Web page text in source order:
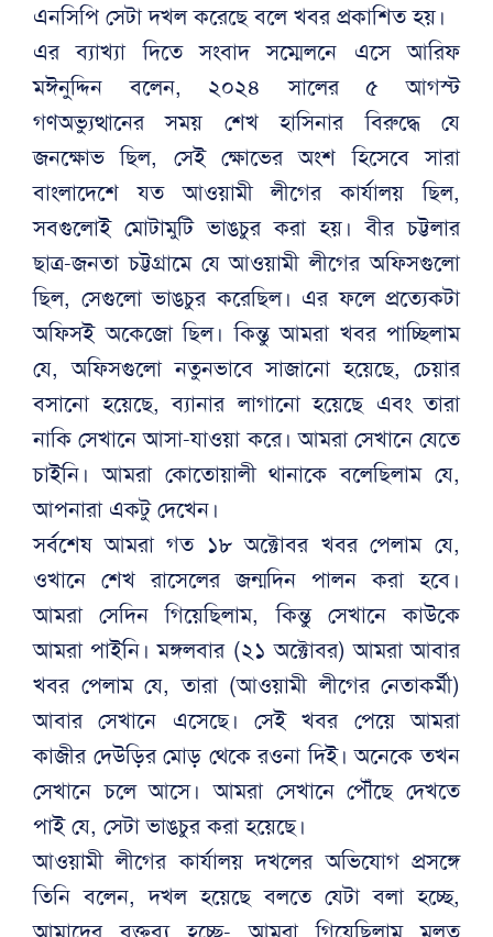
এনসিপি সেটা দখল করেছে বলে খবর প্রকাশিত হয়।
এর ব্যাখ্যা দিতে সংবাদ সম্মেলনে এসে আরিফ
মঈনুদ্দিন বলেন, ২০২৪ সালের ৫ আগস্ট
গণঅভ্যুত্থানের সময় শেখ হাসিনার বিরুদ্ধে যে
জনক্ষোভ ছিল, সেই ক্ষোভের অংশ হিসেবে সারা
বাংলাদেশে যত আওয়ামী লীগের কার্যালয় ছিল,
সবগুলোই মোটামুটি ভাঙচুর করা হয়। বীর চট্টলার
ছাত্র-জনতা চট্টগ্রামে যে আওয়ামী লীগের অফিসগুলো
ছিল, সেগুলো ভাঙচুর করেছিল। এর ফলে প্রত্যেকটা
অফিসই অকেজো ছিল। কিন্তু আমরা খবর পাচ্ছিলাম
যে, অফিসগুলো নতুনভাবে সাজানো হয়েছে, চেয়ার
বসানো হয়েছে, ব্যানার লাগানো হয়েছে এবং তারা
নাকি সেখানে আসা-যাওয়া করে। আমরা সেখানে যেতে
চাইনি। আমরা কোতোয়ালী থানাকে বলেছিলাম যে,
আপনারা একটু দেখেন।
সর্বশেষ আমরা গত ১৮ অক্টোবর খবর পেলাম যে,
ওখানে শেখ রাসেলের জন্মদিন পালন করা হবে।
আমরা সেদিন গিয়েছিলাম, কিন্তু সেখানে কাউকে
আমরা পাইনি। মঙ্গলবার (২১ অক্টোবর) আমরা আবার
খবর পেলাম যে, তারা (আওয়ামী লীগের নেতাকর্মী)
আবার সেখানে এসেছে। সেই খবর পেয়ে আমরা
কাজীর দেউড়ির মোড় থেকে রওনা দিই। অনেকে তখন
সেখানে চলে আসে। আমরা সেখানে পৌঁছে দেখতে
পাই যে, সেটা ভাঙচুর করা হয়েছে।
আওয়ামী লীগের কার্যালয় দখলের অভিযোগ প্রসঙ্গে
তিনি বলেন, দখল হয়েছে বলতে যেটা বলা হচ্ছে,
আমাদের বক্তব্য হচ্ছে- আমরা গিয়েছিলাম মূলত